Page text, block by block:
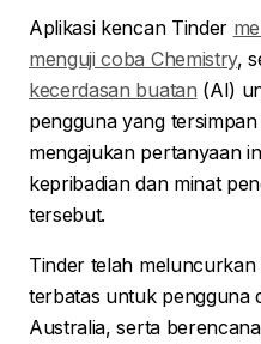
Aplikasi kencan Tinder
menguji coba Chemistry,
kecerdasan buatan (AI)
pengguna yang
mengajukan pertanyaan
kepribadian dan minat
tersebut.
Tinder telah
terbatas untuk pengguna
Australia, serta